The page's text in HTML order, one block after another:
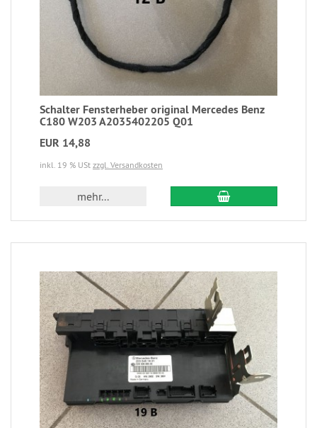
Schalter Fensterheber original Mercedes Benz
C180 W203 A2035402205 Q01
EUR 14,88
inkl. 19 % USt zzgl. Versandkosten
mehr...